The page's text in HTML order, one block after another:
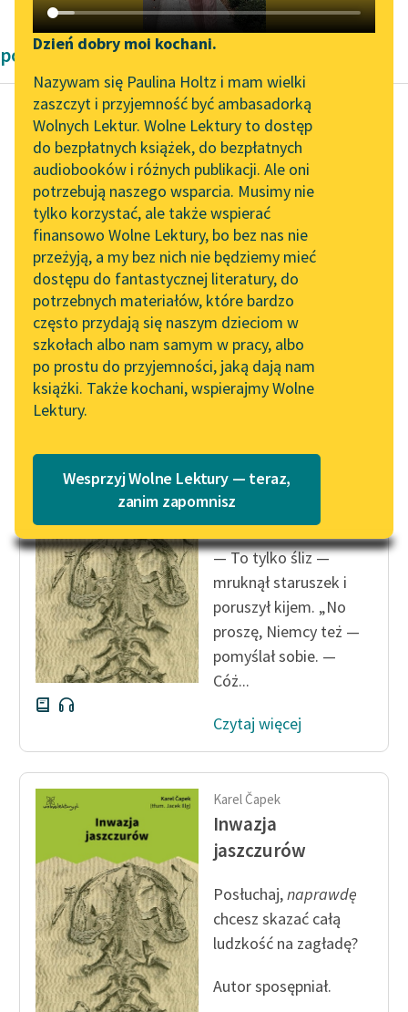
Katalog DAISY
Podkasty o książkach
Zgłoś brak utworu
Aktualności
„Prokurator Alicja Horn”
do słuchania
Byliśmy częścią AI Impact
Lab
Zapraszamy na spotkanie
online z tłumaczkami
literatury skandynawskiej
Spotkanie z Katarzyną
Tunkiel w Oslo
102. lata temu zmarł
Joseph Conrad
Lektury szkolne i klasyka
literatury do słuchania dla
uczennic i uczniów z
niepełnosprawnościami
E-kolekcja lektur
szkolnych i literatury do
słuchania dla uczennic i
uczniów z
niepełnosprawnościami
Popularyzacja
skandynawskiej literatury
feministycznej
Ręce pełne poezji
Kolekcje edukacyjne
twórców przechodzących
do domeny publicznej,
lektur szkolnych oraz
Starego Testamentu
Odkurzamy bohaterów
Narzędzia
Mapa Wolnych Lektur
Leśmianator
Przewodnik dla piszących i
czytających
API
OAI-PMH
Widget Wolnych Lektur
Przypisy
Katalog w formacie PDF
Dzień dobry moi kochani.
Nazywam się Paulina Holtz i mam wielki
zaszczyt i przyjemność być ambasadorką
Wolnych Lektur. Wolne Lektury to dostęp
do bezpłatnych książek, do bezpłatnych
audiobooków i różnych publikacji. Ale oni
potrzebują naszego wsparcia. Musimy nie
tylko korzystać, ale także wspierać
finansowo Wolne Lektury, bo bez nas nie
przeżyją, a my bez nich nie będziemy mieć
dostępu do fantastycznej literatury, do
potrzebnych materiałów, które bardzo
często przydają się naszym dzieciom w
szkołach albo nam samym w pracy, albo
po prostu do przyjemności, jaką dają nam
książki. Także kochani, wspierajmy Wolne
Lektury.
Wesprzyj Wolne Lektury — teraz,
zanim zapomnisz
powieści fantastyczne
Karel Čapek
Inwazja
jaszczurów
Czytaj więcej
Inwazja
jaszczurów
— To tylko śliz —
mruknął staruszek i
poruszył kijem. „No
proszę, Niemcy też —
pomyślał sobie. —
Cóż...
Czytaj więcej
Karel Čapek
Inwazja
jaszczurów
Posłuchaj,naprawdę
chcesz skazać całą
ludzkość na zagładę?
Autor sposępniał.